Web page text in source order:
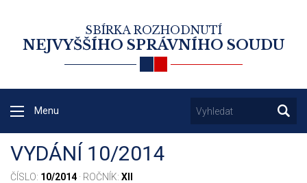
SBÍRKA ROZHODNUTÍ
NEJVYŠŠÍHO SPRÁVNÍHO SOUDU
Menu
VYDÁNÍ 10/2014
ČÍSLO: 10/2014· ROČNÍK: XII